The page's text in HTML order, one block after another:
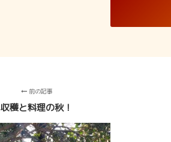
前の記事
収穫と料理の秋！